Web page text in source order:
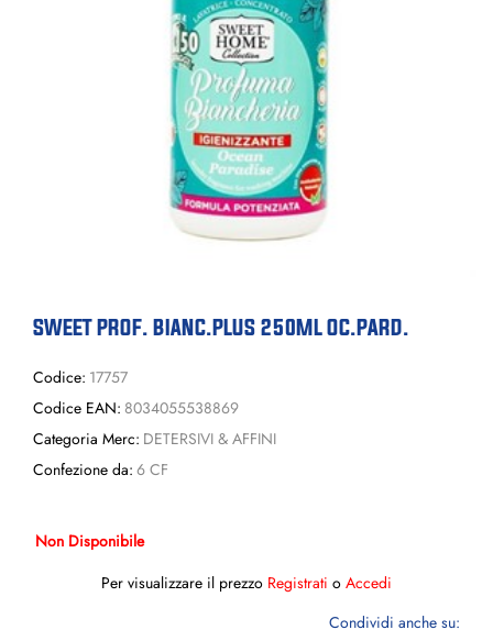
SWEET PROF. BIANC.PLUS 250ML OC.PARD.
Codice: 17757
Codice EAN: 8034055538869
Categoria Merc: DETERSIVI & AFFINI
Confezione da: 6 CF
Non Disponibile
Per visualizzare il prezzo Registrati o Accedi
Condividi anche su: